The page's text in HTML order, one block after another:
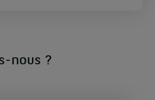
nous ?